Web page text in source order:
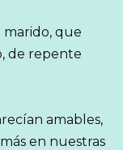
marido, que
de repente
amables,
en nuestras